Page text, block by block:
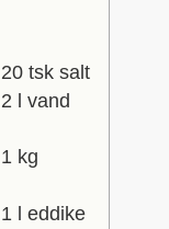
20 tsk salt
2 l vand
1 kg
1 l eddike